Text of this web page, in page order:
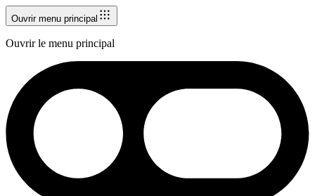
Ouvrir menu principal
Ouvrir le menu principal